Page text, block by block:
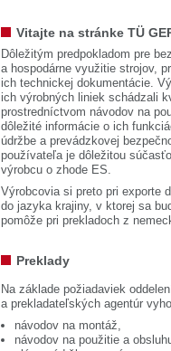
Vitajte na stránke TÜ
Dôležitým predpokladom pre
a hospodárne využitie strojov,
ich technickej dokumentácie.
ich výrobných liniek schádzali
prostredníctvom návodov na
dôležité informácie o ich
údržbe a prevádzkovej
používateľa je dôležitou
výrobcu o zhode ES.
Výrobcovia si preto pri exporte
do jazyka krajiny, v ktorej sa
pomôže pri prekladoch z
Preklady
Na základe požiadaviek
a prekladateľských agentúr
návodov na montáž,
návodov na použitie a